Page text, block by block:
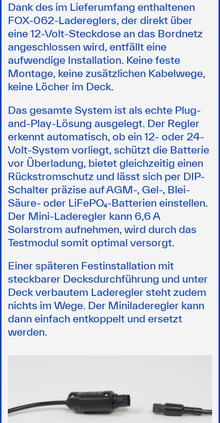
Dank des im Lieferumfang enthaltenen
FOX-062-Ladereglers, der direkt über
eine 12-Volt-Steckdose an das Bordnetz
angeschlossen wird, entfällt eine
aufwendige Installation. Keine feste
Montage, keine zusätzlichen Kabelwege,
keine Löcher im Deck.
Das gesamte System ist als echte Plug-
and-Play-Lösung ausgelegt. Der Regler
erkennt automatisch, ob ein 12- oder 24-
Volt-System vorliegt, schützt die Batterie
vor Überladung, bietet gleichzeitig einen
Rückstromschutz und lässt sich per DIP-
Schalter präzise auf AGM-, Gel-, Blei-
Säure- oder LiFePO₄-Batterien einstellen.
Der Mini-Laderegler kann 6,6 A
Solarstrom aufnehmen, wird durch das
Testmodul somit optimal versorgt.
Einer späteren Festinstallation mit
steckbarer Decksdurchführung und unter
Deck verbautem Laderegler steht zudem
nichts im Wege. Der Miniladeregler kann
dann einfach entkoppelt und ersetzt
werden.